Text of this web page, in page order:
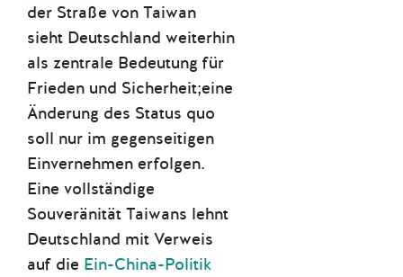
der Straße von Taiwan
sieht Deutschland weiterhin
als zentrale Bedeutung für
Frieden und Sicherheit;eine
Änderung des Status quo
soll nur im gegenseitigen
Einvernehmen erfolgen.
Eine vollständige
Souveränität Taiwans lehnt
Deutschland mit Verweis
auf die Ein-China-Politik